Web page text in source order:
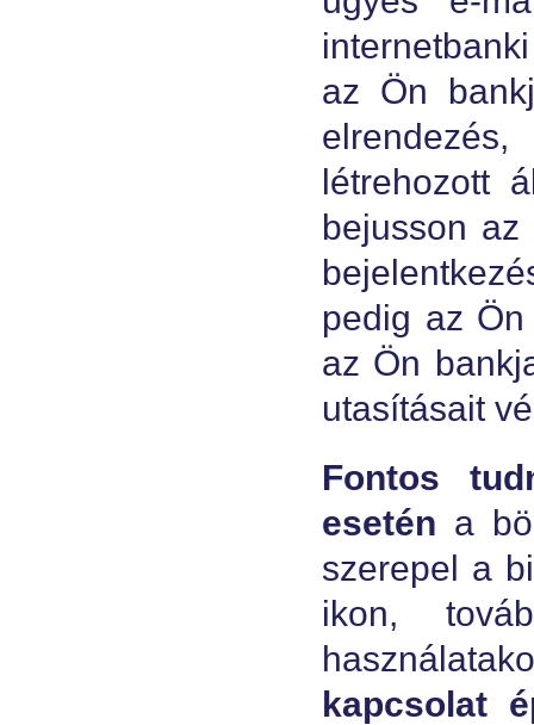
az Ön
létrehozott
bejusson
pedig az
az Ön
utasításait
Fontos
esetén a
szerepel a
ikon,
kapcsolat